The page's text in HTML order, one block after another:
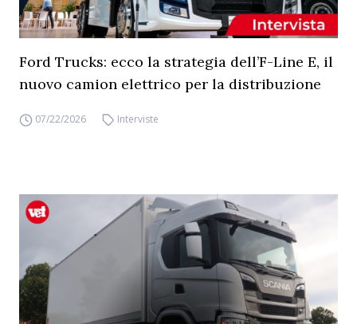
Ford Trucks: ecco la strategia dell’F-Line E, il
nuovo camion elettrico per la distribuzione
07/22/2026 Interviste